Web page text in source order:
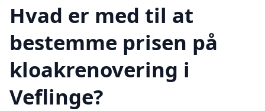
Hvad er med til at
bestemme prisen på
kloakrenovering i
Veflinge?